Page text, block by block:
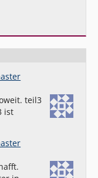
teil3
ist